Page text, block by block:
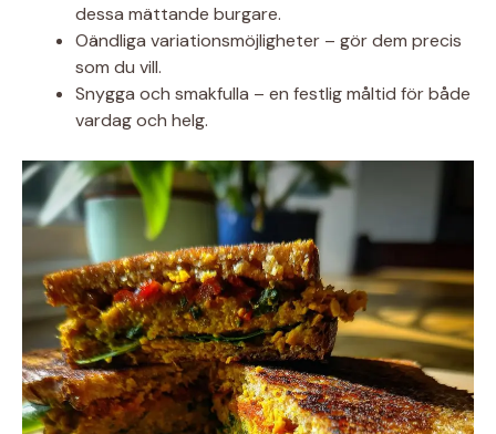
dessa mättande burgare.
Oändliga variationsmöjligheter – gör dem precis
som du vill.
Snygga och smakfulla – en festlig måltid för både
vardag och helg.